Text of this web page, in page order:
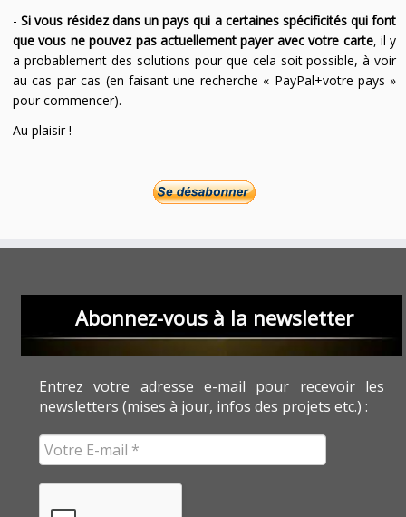
-Si vous résidez dans un pays qui a certaines spécificités qui font
que vous ne pouvez pas actuellement payer avec votre carte, il y
a probablement des solutions pour que cela soit possible, à voir
au cas par cas (en faisant une recherche « PayPal+votre pays »
pour commencer).
Au plaisir !
Abonnez-vous à la newsletter
Entrez votre adresse e-mail pour recevoir les
newsletters (mises à jour, infos des projets etc.) :